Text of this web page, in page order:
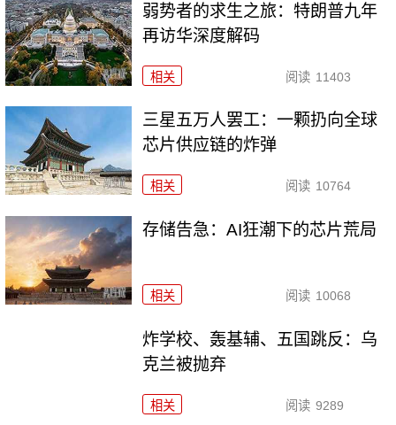
弱势者的求生之旅：特朗普九年
再访华深度解码
相关 阅读 11403
三星五万人罢工：一颗扔向全球
芯片供应链的炸弹
相关 阅读 10764
存储告急：AI狂潮下的芯片荒局
相关 阅读 10068
炸学校、轰基辅、五国跳反：乌
克兰被抛弃
相关 阅读 9289